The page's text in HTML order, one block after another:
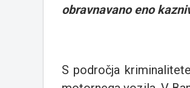
obravnavano eno
S področja